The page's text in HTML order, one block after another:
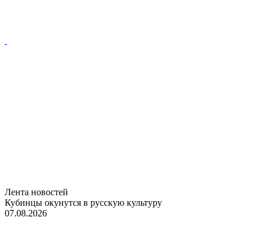
Лента новостей
Кубинцы окунутся в русскую культуру
07.08.2026